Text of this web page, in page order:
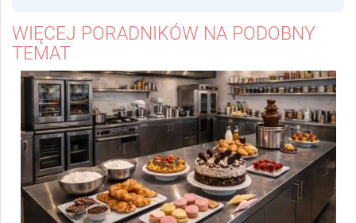
ZAŁÓŻ BEZPŁATNE KONTO
WIĘCEJ PORADNIKÓW NA PODOBNY
TEMAT